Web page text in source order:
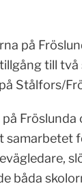
på
till
Stålfors/
samarbetet
båda